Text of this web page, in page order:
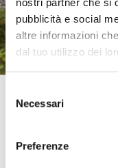
nostri partner che si
pubblicità e social
altre informazioni
dal tuo utilizzo dei
delNecessari
Preferenze
Canada: dalle
Dalle Rockies all’Oceano
piccolo gruppo (max 6